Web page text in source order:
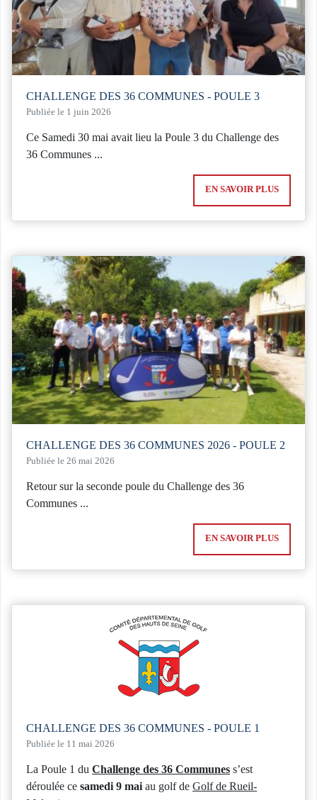
CHALLENGE DES 36 COMMUNES - POULE 3
Publiée le 1 juin 2026
Ce Samedi 30 mai avait lieu la Poule 3 du Challenge des
36 Communes ...
EN SAVOIR PLUS
CHALLENGE DES 36 COMMUNES 2026 - POULE 2
Publiée le 26 mai 2026
Retour sur la seconde poule du Challenge des 36
Communes ...
EN SAVOIR PLUS
CHALLENGE DES 36 COMMUNES - POULE 1
Publiée le 11 mai 2026
La Poule 1 du Challenge des 36 Communes s’est
déroulée ce samedi 9 mai au golf de Golf de Rueil-